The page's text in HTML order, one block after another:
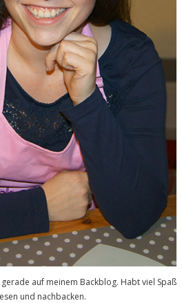
auf meinem Backblog. Habt viel Spaß
und nachbacken.